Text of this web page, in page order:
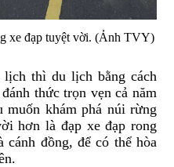
xe đạp tuyệt vời. (Ảnh TVY)
lịch thì du lịch bằng cách
thức trọn vẹn cả năm
muốn khám phá núi rừng
hơn là đạp xe đạp rong
đồng, để có thể hòa